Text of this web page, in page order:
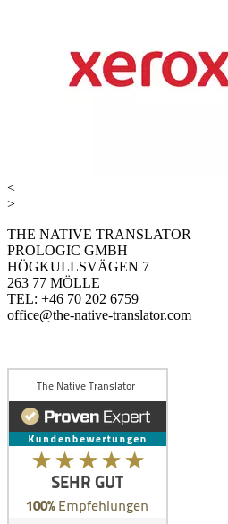
<
>
THE NATIVE TRANSLATOR
PROLOGIC GMBH
HÖGKULLSVÄGEN 7
263 77 MÖLLE
TEL: +46 70 202 6759
office@the-native-translator.com